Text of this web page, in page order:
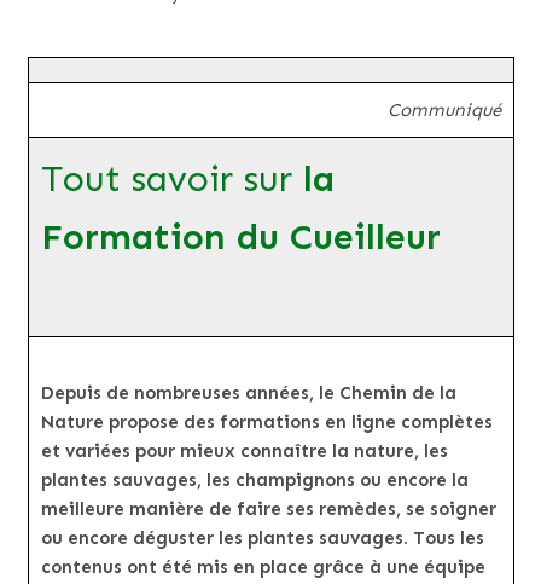
Communiqué
Tout savoir sur la
Formation du Cueilleur
Depuis de nombreuses années, le Chemin de la
Nature propose des formations en ligne complètes
et variées pour mieux connaître la nature, les
plantes sauvages, les champignons ou encore la
meilleure manière de faire ses remèdes, se soigner
ou encore déguster les plantes sauvages. Tous les
contenus ont été mis en place grâce à une équipe